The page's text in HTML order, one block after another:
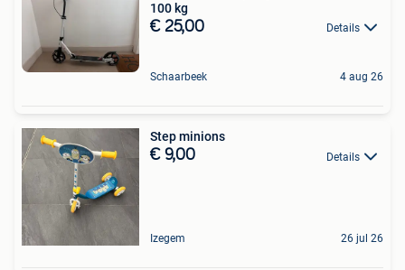
100 kg
€ 25,00 Details
Schaarbeek 4 aug 26
Step minions
€ 9,00 Details
Izegem 26 jul 26